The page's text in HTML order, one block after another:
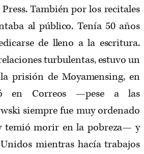
Press. También por los recitales
al público. Tenía 50 años
de lleno a la escritura.
turbulentas, estuvo un
prisión de Moyamensing, en
en Correos —pese a las
siempre fue muy ordenado
temió morir en la pobreza— y
mientras hacía trabajos